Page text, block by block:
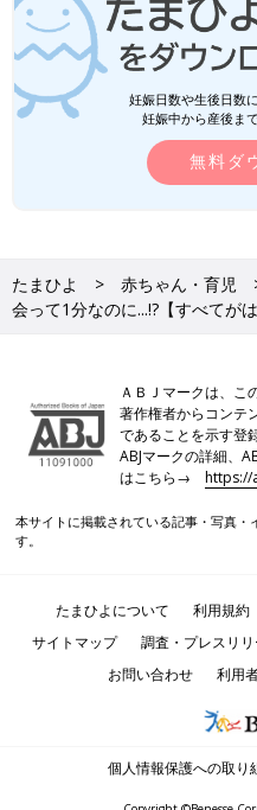
妊娠日数や生後日数
妊娠中から産後ま
無料ダ
たまひよ 赤ちゃん・育児
会って1分なのに...!?【すべてが
ＡＢＪマークは、こ
著作権者からコンテ
であることを示す登
ABJマークの詳細、
はこちら→https://
本サイトに掲載されている記事・写真・
す。
たまひよについて 利用規約
サイトマップ
調査・プレスリ
お問い合わせ
利用
個人情報保護への取り